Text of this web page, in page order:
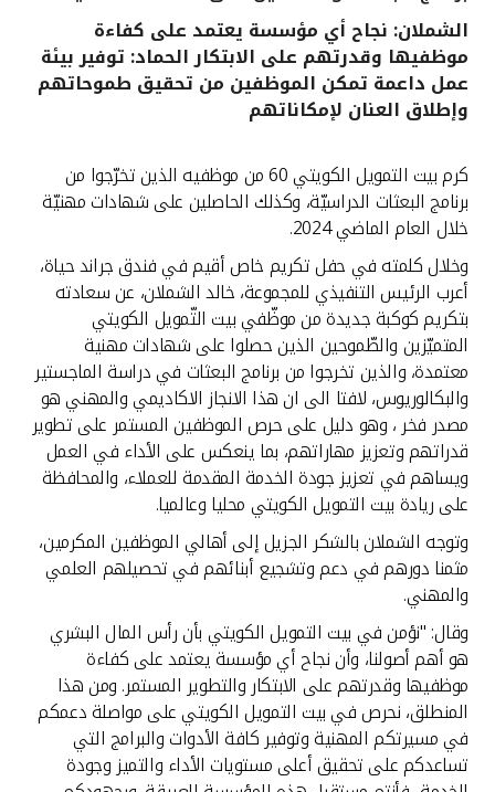
القنوات المصرفية
أدوات وخدمات
خدمات ما بعد البيع
اتصل بنا
مواقع الفروع وأجهزة الصرف الآلي
ألمانيا
ماليزيا
تركيا
مصر
المملكة المتحدة
مملكة البحرين
الشملان: نجاح أي مؤسسة يعتمد على كفاءة
موظفيها وقدرتهم على الابتكار الحماد: توفير بيئة
عمل داعمة تمكن الموظفين من تحقيق طموحاتهم
وإطلاق العنان لإمكاناتهم
كرم بيت التمويل الكويتي 60 من موظفيه الذين تخرّجوا من
برنامج البعثات الدراسيّة، وكذلك الحاصلين على شهادات مهنيّة
خلال العام الماضي 2024.
وخلال كلمته في حفل تكريم خاص أقيم في فندق جراند حياة،
أعرب الرئيس التنفيذي للمجموعة، خالد الشملان، عن سعادته
بتكريم كوكبة جديدة من موظّفي بيت التّمويل الكويتي
المتميّزين والطّموحين الذين حصلوا على شهادات مهنية
معتمدة، والذين تخرجوا من برنامج البعثات في دراسة الماجستير
والبكالوريوس، لافتا الى ان هذا الانجاز الاكاديمي والمهني هو
مصدر فخر ، وهو دليل على حرص الموظفين المستمر على تطوير
قدراتهم وتعزيز مهاراتهم، بما ينعكس على الأداء في العمل
ويساهم في تعزيز جودة الخدمة المقدمة للعملاء، والمحافظة
على ريادة بيت التمويل الكويتي محليا وعالميا.
وتوجه الشملان بالشكر الجزيل إلى أهالي الموظفين المكرمين،
مثمنا دورهم في دعم وتشجيع أبنائهم في تحصيلهم العلمي
والمهني.
وقال: "نؤمن في بيت التمويل الكويتي بأن رأس المال البشري
هو أهم أصولنا، وأن نجاح أي مؤسسة يعتمد على كفاءة
موظفيها وقدرتهم على الابتكار والتطوير المستمر. ومن هذا
المنطلق، نحرص في بيت التمويل الكويتي على مواصلة دعمكم
في مسيرتكم المهنية وتوفير كافة الأدوات والبرامج التي
تساعدكم على تحقيق أعلى مستويات الأداء والتميز وجودة